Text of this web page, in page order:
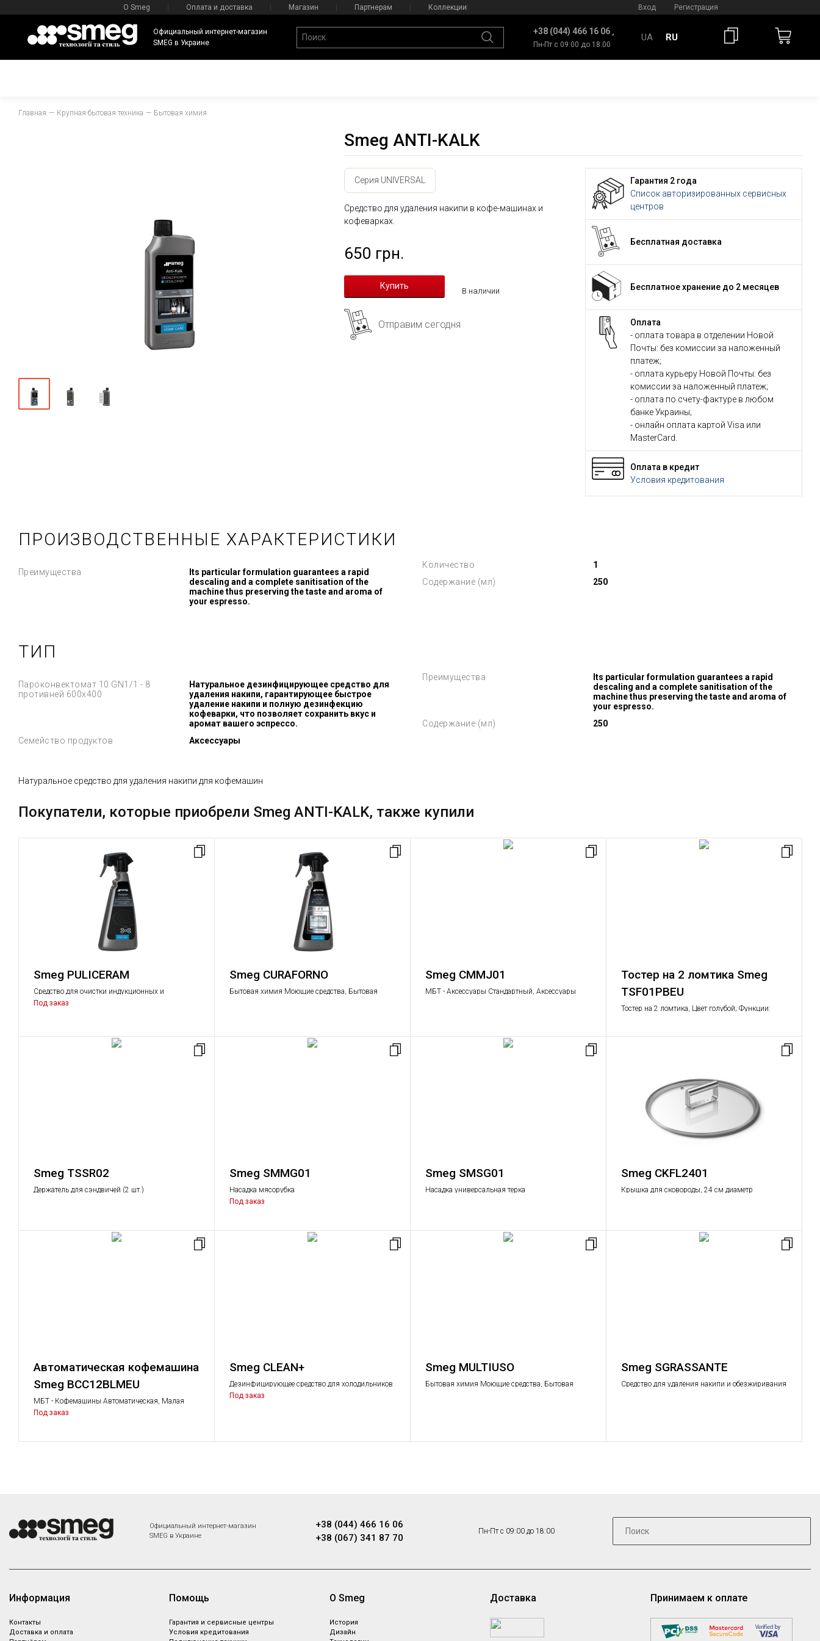
О Smeg Оплата и доставка Магазин Партнерам Коллекции Вход Регистрация
Официальный интернет-магазин
SMEG в Украине
+38 (044) 466 16 06
Пн-Пт с 09:00 до 18:00
UA RU
Главная Крупная бытовая техника Бытовая химия
Smeg ANTI-KALK
Серия UNIVERSAL
Средство для удаления накипи в кофе-машинах и
кофеварках.
650 грн.
В наличии
Отправим сегодня
Гарантия 2 года
Список авторизированных сервисных
центров
Бесплатная доставка
Бесплатное хранение до 2 месяцев
Оплата
- оплата товара в отделении Новой
Почты: без комиссии за наложенный
платеж;
- оплата курьеру Новой Почты: без
комиссии за наложенный платеж;
- оплата по счету-фактуре в любом
банке Украины;
- онлайн оплата картой Visa или
MasterCard.
Оплата в кредит
Условия кредитования
ПРОИЗВОДСТВЕННЫЕ ХАРАКТЕРИСТИКИ
Преимущества
Its particular formulation guarantees a rapid
descaling and a complete sanitisation of the
machine thus preserving the taste and aroma of
your espresso.
Количество
1
Содержание (мл)
250
ТИП
Пароконвектомат 10 GN1/1 - 8
противней 600x400
Натуральное дезинфицирующее средство для
удаления накипи, гарантирующее быстрое
удаление накипи и полную дезинфекцию
кофеварки, что позволяет сохранить вкус и
аромат вашего эспрессо.
Семейство продуктов
Аксессуары
Преимущества
Its particular formulation guarantees a rapid
descaling and a complete sanitisation of the
machine thus preserving the taste and aroma of
your espresso.
Содержание (мл)
250
Натуральное средство для удаления накипи для кофемашин
Покупатели, которые приобрели Smeg ANTI-KALK, также купили
Smeg PULICERAM
Средство для очистки индукционных и
стеклокерамических варочных панелей
Под заказ
Smeg CURAFORNO
Бытовая химия Моющие средства, Бытовая
Smeg CMMJ01
МБТ - Аксессуары Стандартный, Аксессуары
Тостер на 2 ломтика Smeg
TSF01PBEU
Тостер на 2 ломтика, Цвет голубой; Функции:
Smeg TSSR02
Держатель для сэндвичей (2 шт.)
Smeg SMMG01
Насадка мясорубка
Под заказ
Smeg SMSG01
Насадка универсальная терка
Smeg CKFL2401
Крышка для сковороды, 24 см диаметр
Автоматическая кофемашина
Smeg BCC12BLMEU
МБТ - Кофемашины Автоматическая, Малая
бытовая техника
Под заказ
Smeg CLEAN+
Дезинфицирующее средство для холодильников
и других пищевых поверхностей
Под заказ
Smeg MULTIUSO
Бытовая химия Моющие средства, Бытовая
Smeg SGRASSANTE
Средство для удаления накипи и обезжиривания
Официальный интернет-магазин
SMEG в Украине
+38 (044) 466 16 06
+38 (067) 341 87 70
Пн-Пт с 09:00 до 18:00
Информация
Контакты
Доставка и оплата
Помощь
Гарантия и сервисные центры
Условия кредитования
О Smeg
История
Дизайн
Доставка Принимаем к оплате